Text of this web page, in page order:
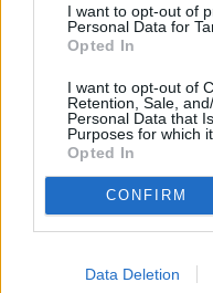
I want to opt-out of
Personal Data for
Opted In
I want to opt-out of
Retention, Sale,
Personal Data that
Purposes for which
Opted In
CONFIRM
Data Deletion